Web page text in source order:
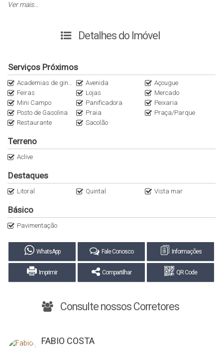
Agende sua visita.
Faça contato com um de nossos Especialistas.
Ver mais...
Detalhes do Imóvel
Serviços Próximos
Academias de ginástica Avenida
Açougue
Feiras
Lojas
Mercado
Mini Campo
Panificadora
Peixaria
Posto de Gasolina
Praia
Praça/Parque
Restaurante
Sacolão
Terreno
Aclive
Destaques
Litoral Quintal Vista mar
Básico
Pavimentação
WhatsApp Fale Conosco Informações
Imprimir Compartilhar QR Code
Consulte nossos Corretores
FABIO COSTA